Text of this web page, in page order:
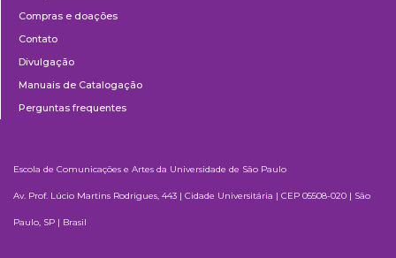
Compras e doações
Contato
Divulgação
Manuais de Catalogação
Perguntas frequentes
Escola de Comunicações e Artes da Universidade de São Paulo
Av. Prof. Lúcio Martins Rodrigues, 443 | Cidade Universitária | CEP 05508-020 | São
Paulo, SP | Brasil